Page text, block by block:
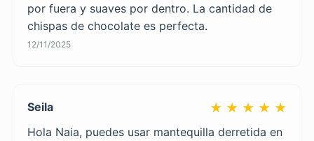
por fuera y suaves por dentro. La cantidad de
chispas de chocolate es perfecta.
12/11/2025
Seila ★ ★ ★ ★ ★
Hola Naia, puedes usar mantequilla derretida en